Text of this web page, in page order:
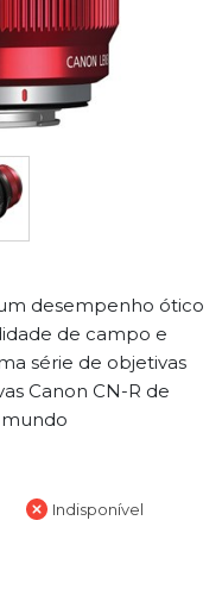
desempenho ótico
de campo e
série de objetivas
Canon CN-R de
Indisponível